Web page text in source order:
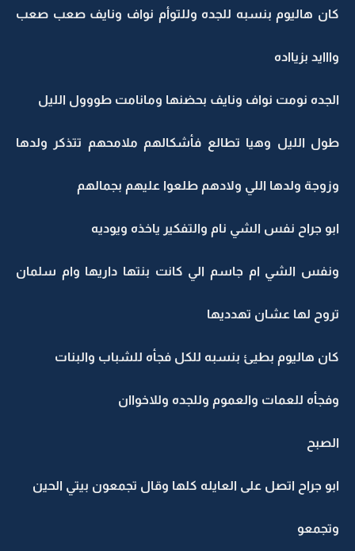
كان هاليوم بنسبه للجده وللتوأم نواف ونايف صعب صعب
وااايد بزيااده
الجده نومت نواف ونايف بحضنها ومانامت طووول الليل
طول الليل وهيا تطالع فأشكالهم ملامحهم تتذكر ولدها
وزوجة ولدها اللي ولادهم طلعوا عليهم بجمالهم
ابو جراح نفس الشي نام والتفكير ياخذه ويوديه
ونفس الشي ام جاسم الي كانت بنتها داريها وام سلمان
تروح لها عشان تهدديها
كان هاليوم بطيئ بنسبه للكل فجأه للشباب والبنات
وفجأه للعمات والعموم وللجده وللاخواان
الصبح
ابو جراح اتصل على العايله كلها وقال تجمعون بيتي الحين
وتجمعو